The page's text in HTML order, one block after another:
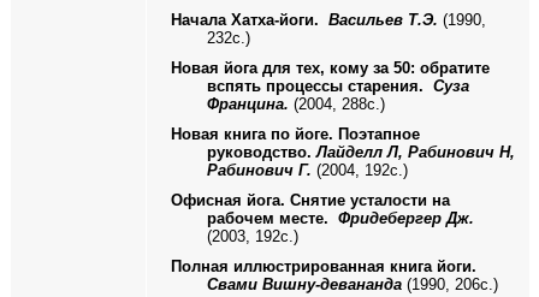
Начала Хатха-йоги. Васильев Т.Э. (1990,
232с.)
Новая йога для тех, кому за 50: обратите
вспять процессы старения. Суза
Францина. (2004, 288с.)
Новая книга по йоге. Поэтапное
руководство.Лайделл Л, Рабинович Н,
Рабинович Г. (2004, 192с.)
Офисная йога. Снятие усталости на
рабочем месте. Фридебергер Дж.
(2003, 192с.)
Полная иллюстрированная книга йоги.
Свами Вишну-девананда (1990, 206с.)